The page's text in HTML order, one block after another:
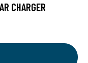
CHARGER